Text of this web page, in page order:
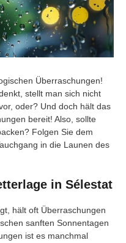
Überraschungen!
stellt man sich nicht
oder? Und doch hält das
bereit! Also, sollte
Folgen Sie dem
in die Launen des
in Sélestat
hält oft Überraschungen
sanften Sonnentagen
ist es manchmal